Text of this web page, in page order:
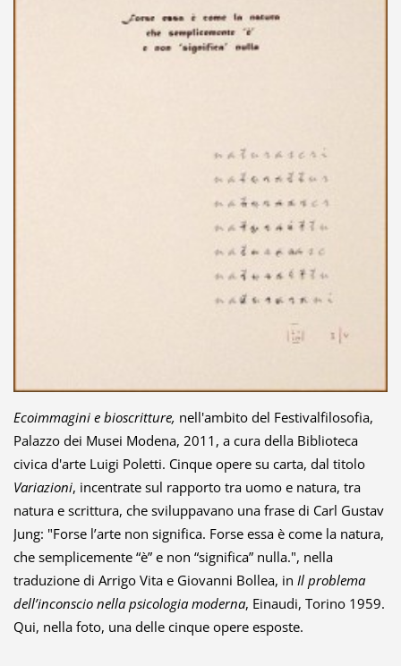
Ecoimmagini e bioscritture, nell'ambito del Festivalfilosofia,
Palazzo dei Musei Modena, 2011, a cura della Biblioteca
civica d'arte Luigi Poletti. Cinque opere su carta, dal titolo
Variazioni, incentrate sul rapporto tra uomo e natura, tra
natura e scrittura, che sviluppavano una frase di Carl Gustav
Jung: "Forse l’arte non significa. Forse essa è come la natura,
che semplicemente “è” e non “significa” nulla.", nella
traduzione di Arrigo Vita e Giovanni Bollea, in Il problema
dell’inconscio nella psicologia moderna, Einaudi, Torino 1959.
Qui, nella foto, una delle cinque opere esposte.